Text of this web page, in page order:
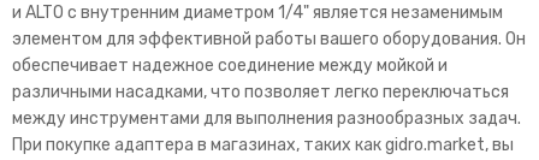
и ALTO с внутренним диаметром 1/4" является незаменимым
элементом для эффективной работы вашего оборудования. Он
обеспечивает надежное соединение между мойкой и
различными насадками, что позволяет легко переключаться
между инструментами для выполнения разнообразных задач.
При покупке адаптера в магазинах, таких как gidro.market, вы